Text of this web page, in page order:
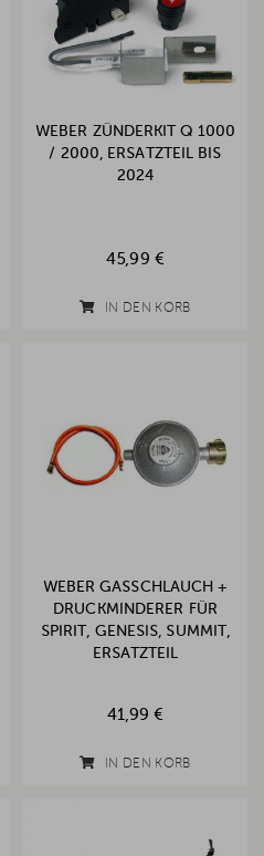
WEBER ZÜNDERKIT Q 1000
/ 2000, ERSATZTEIL BIS
2024
45,99 €
IN DEN KORB
WEBER GASSCHLAUCH +
DRUCKMINDERER FÜR
SPIRIT, GENESIS, SUMMIT,
ERSATZTEIL
41,99 €
IN DEN KORB